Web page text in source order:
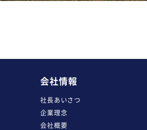
会社情報
社長あいさつ
企業理念
会社概要